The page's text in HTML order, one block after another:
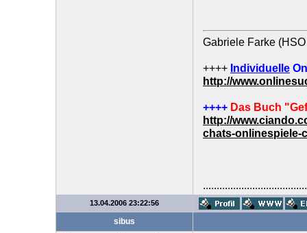
Gabriele Farke (HSO
++++ Individuelle
http://
++++ Das Buch
http://
chats-onlinespiele-
13.04.2006 23:22:56
sibus